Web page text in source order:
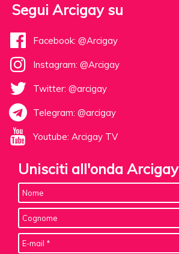
Segui Arcigay su
Facebook: @Arcigay
Instagram: @Arcigay
Twitter: @arcigay
Telegram: @arcigay
Youtube: Arcigay TV
Unisciti all'onda Arcigay